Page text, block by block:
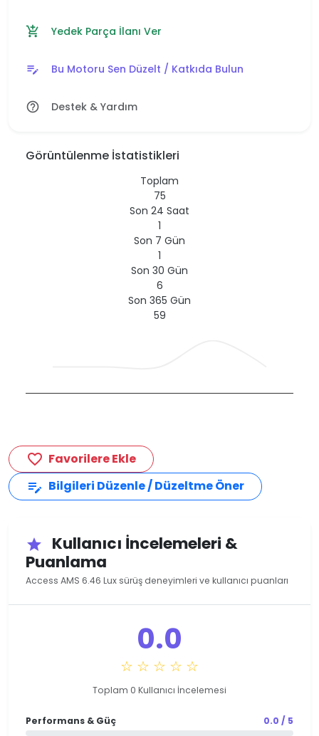
add_shopping_cart Yedek Parça İlanı Ver
edit_note Bu Motoru Sen Düzelt / Katkıda Bulun
help_outline Destek & Yardım
Görüntülenme İstatistikleri
Toplam
75
Son 24 Saat
1
Son 7 Gün
1
Son 30 Gün
6
Son 365 Gün
59
favorite_border Favorilere Ekle
edit_note Bilgileri Düzenle / Düzeltme Öner
star
Kullanıcı İncelemeleri &
Puanlama
Access AMS 6.46 Lux sürüş deneyimleri ve kullanıcı puanları
0.0
☆ ☆ ☆ ☆ ☆
Toplam 0 Kullanıcı İncelemesi
Performans & Güç 0.0 / 5